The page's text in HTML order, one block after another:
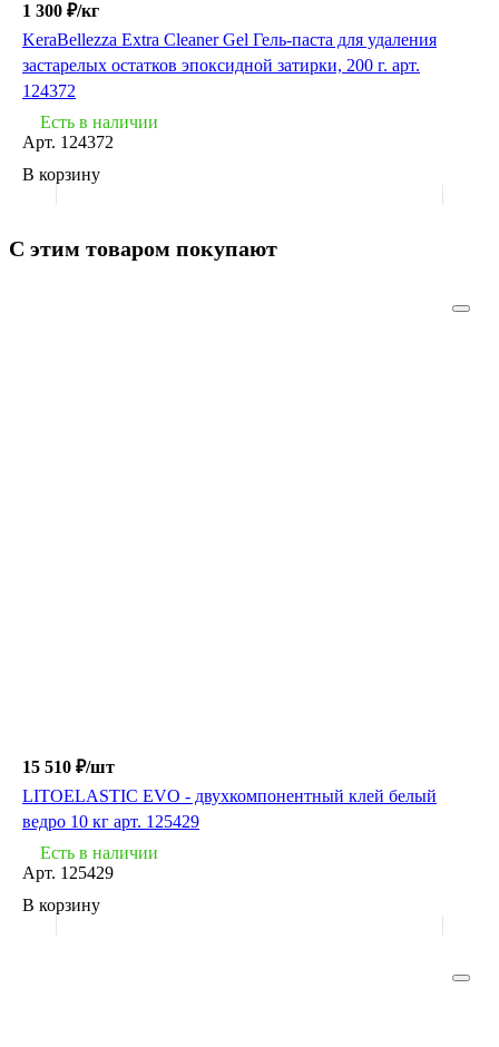
1 300 ₽/кг
KeraBellezza Extra Cleaner Gel Гель-паста для удаления
застарелых остатков эпоксидной затирки, 200 г. арт.
124372
Есть в наличии
Арт. 124372
В корзину
С этим товаром покупают
15 510 ₽/шт
LITOELASTIC EVO - двухкомпонентный клей белый
ведро 10 кг арт. 125429
Есть в наличии
Арт. 125429
В корзину